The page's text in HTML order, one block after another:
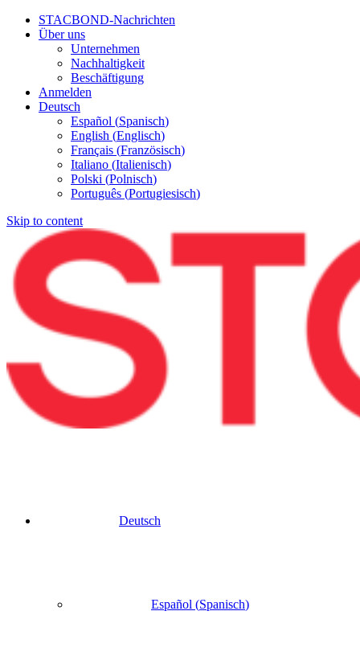
STACBOND-Nachrichten
Über uns
Unternehmen
Nachhaltigkeit
Beschäftigung
Anmelden
Deutsch
Español (Spanisch)
English (Englisch)
Français (Französisch)
Italiano (Italienisch)
Polski (Polnisch)
Português (Portugiesisch)
Skip to content
Deutsch
Español (Spanisch)